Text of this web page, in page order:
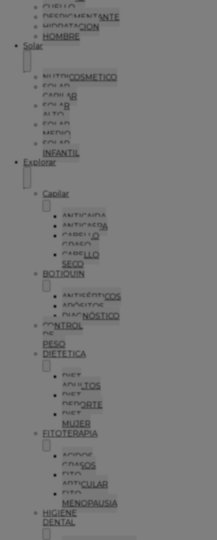
CUELLO
DESPIGMENTANTE
HIDRATACION
HOMBRE
Solar
NUTRICOSMETICO
SOLAR
CAPILAR
SOLAR
ALTO
SOLAR
MEDIO
SOLAR
INFANTIL
Explorar
Capilar
ANTICAIDA
ANTICASPA
CABELLO
GRASO
CABELLO
SECO
BOTIQUIN
ANTISÉPTICOS
APÓSITOS
DIAGNÓSTICO
CONTROL
DE
PESO
DIETETICA
DIET
ADULTOS
DIET
DEPORTE
DIET
MUJER
FITOTERAPIA
ACIDOS
GRASOS
FITO
ARTICULAR
FITO
MENOPAUSIA
HIGIENE
DENTAL